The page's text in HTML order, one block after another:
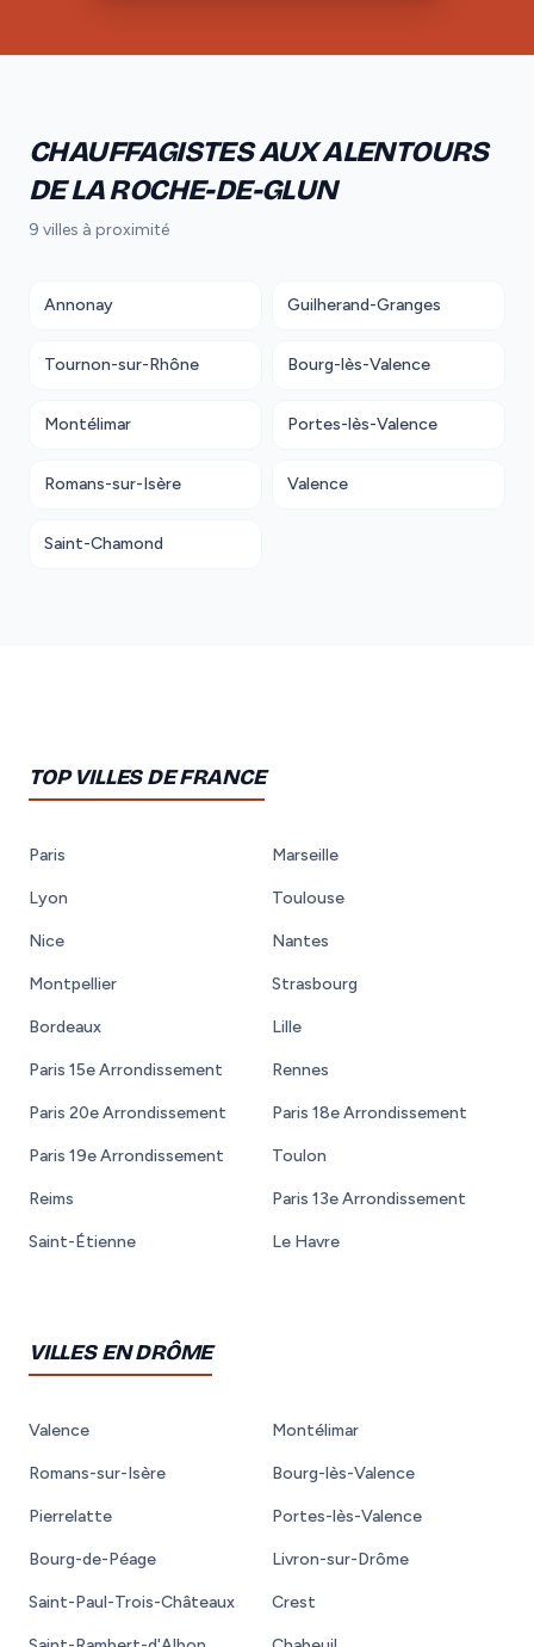
CHAUFFAGISTES AUX ALENTOURS
DE LA ROCHE-DE-GLUN
9 villes à proximité
Annonay Guilherand-Granges
Tournon-sur-Rhône Bourg-lès-Valence
Montélimar Portes-lès-Valence
Romans-sur-Isère Valence
Saint-Chamond
TOP VILLES DE FRANCE
Paris Marseille
Lyon Toulouse
Nice Nantes
Montpellier Strasbourg
Bordeaux Lille
Paris 15e Arrondissement Rennes
Paris 20e Arrondissement Paris 18e Arrondissement
Paris 19e Arrondissement Toulon
Reims Paris 13e Arrondissement
Saint-Étienne Le Havre
VILLES EN DRÔME
Valence Montélimar
Romans-sur-Isère Bourg-lès-Valence
Pierrelatte Portes-lès-Valence
Bourg-de-Péage Livron-sur-Drôme
Saint-Paul-Trois-Châteaux Crest